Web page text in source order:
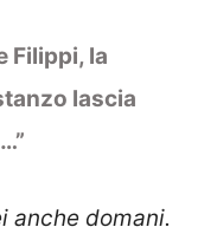
Filippi, la
lascia
anche domani.